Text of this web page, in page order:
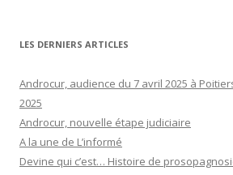
LES DERNIERS ARTICLES
Androcur, audience du 7 avril 2025 à
2025
Androcur, nouvelle étape judiciaire
A la une de L’informé
Devine qui c’est… Histoire de